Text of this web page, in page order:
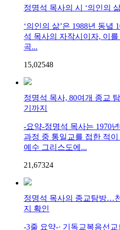
정명석 목사의 시 ‘의인의
‘의인의 삶’은 1988년 동녘
석 목사의 자작시이자, 이
곡...
15,02548
정명석 목사, 80여개 종교
기까지
-요약-정명석 목사는 1970
과정 중 통일교를 접한 적
예수 그리스도에...
21,67324
정명석 목사의 종교탐방…
지 확인
-3줄 요약-· 기독교복음선